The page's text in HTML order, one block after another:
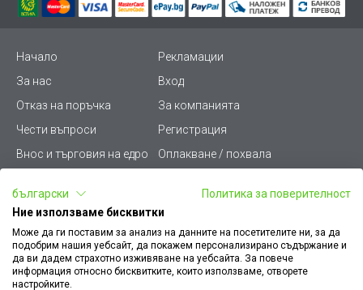
Начало
Рекламации
За нас
Вход
Отказ на поръчка
За компанията
Чести въпроси
Регистрация
Внос и търговия на едро
Оплакване / похвала
Условия за ползване
Стани дистрибутор
Карта на сайта
Кариери
Как да намеря документ
към поръчка
Платформа за AРС
български
Политика за поверителност
Ние използваме бисквитки
Може да ги поставим за анализ на данните на посетителите ни, за да
подобрим нашия уебсайт, да покажем персонализирано съдържание и
да ви дадем страхотно изживяване на уебсайта. За повече
информация относно бисквитките, които използваме, отворете
настройките.